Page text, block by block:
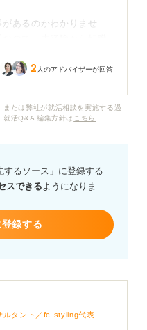
あるのかわかりませ
ので、未経験から転職
るのかについても教え
2 人のアドバイザーが回答
たは弊社が就活相談を実施する過
就活Q&A 編集方針は こちら
するソース」に登録する
スできるようになりま
録する
ルタント／fc-styling代表